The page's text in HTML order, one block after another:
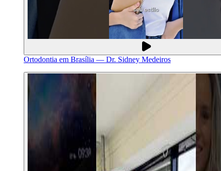
Ortodontia em Brasília — Dr. Sidney Medeiros